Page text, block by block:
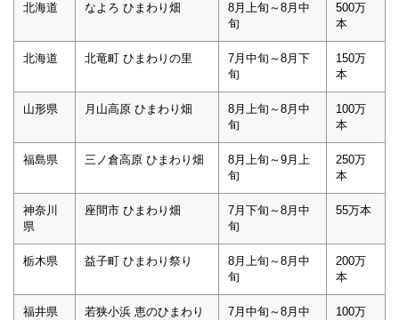
北海道 なよろ ひまわり畑
8月上旬～8月中
旬
500万
本
北海道 北竜町 ひまわりの里
7月中旬～8月下
旬
150万
本
山形県 月山高原 ひまわり畑
8月上旬～8月中
旬
100万
本
福島県 三ノ倉高原 ひまわり畑
8月上旬～9月上
旬
250万
本
神奈川
県
座間市 ひまわり畑
7月下旬～8月中
旬
55万本
栃木県 益子町 ひまわり祭り
8月上旬～8月中
旬
200万
本
福井県
若狭小浜 恵のひまわり
7月中旬～8月中
100万